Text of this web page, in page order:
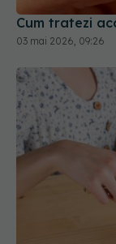
Cum tratezi
03 mai 2026, 09:26